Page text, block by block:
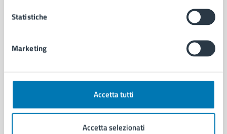
Statistiche
Marketing
Accetta tutti
Accetta selezionati
Municipalità